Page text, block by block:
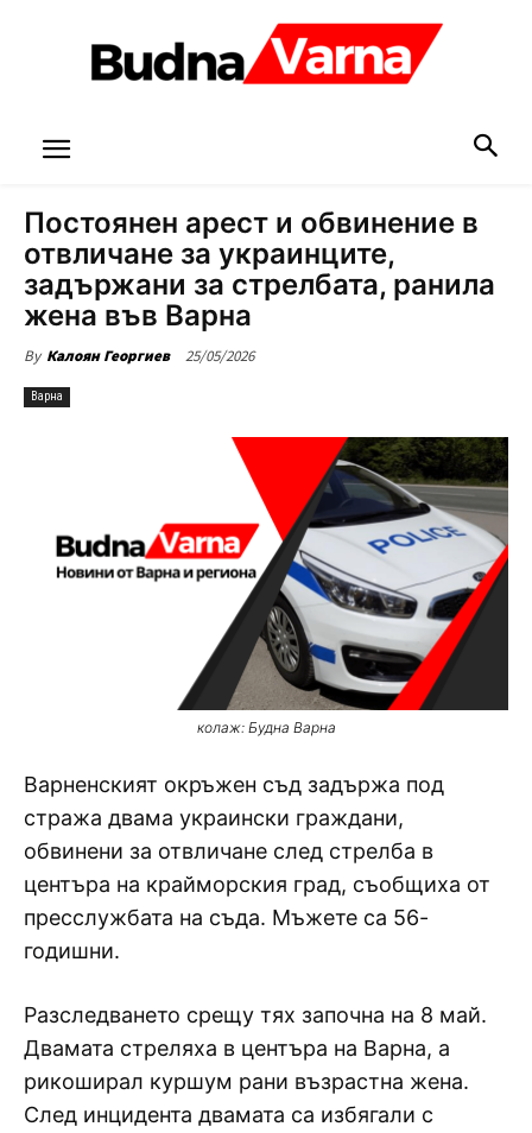
Постоянен арест и обвинение в
отвличане за украинците,
задържани за стрелбата, ранила
жена във Варна
By Калоян Георгиев 25/05/2026
Варна
колаж: Будна Варна
Варненският окръжен съд задържа под
стража двама украински граждани,
обвинени за отвличане след стрелба в
центъра на крайморския град, съобщиха от
пресслужбата на съда. Мъжете са 56-
годишни.
Разследването срещу тях започна на 8 май.
Двамата стреляха в центъра на Варна, а
рикоширал куршум рани възрастна жена.
След инцидента двамата са избягали с